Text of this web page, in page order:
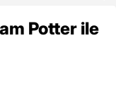
Potter ile